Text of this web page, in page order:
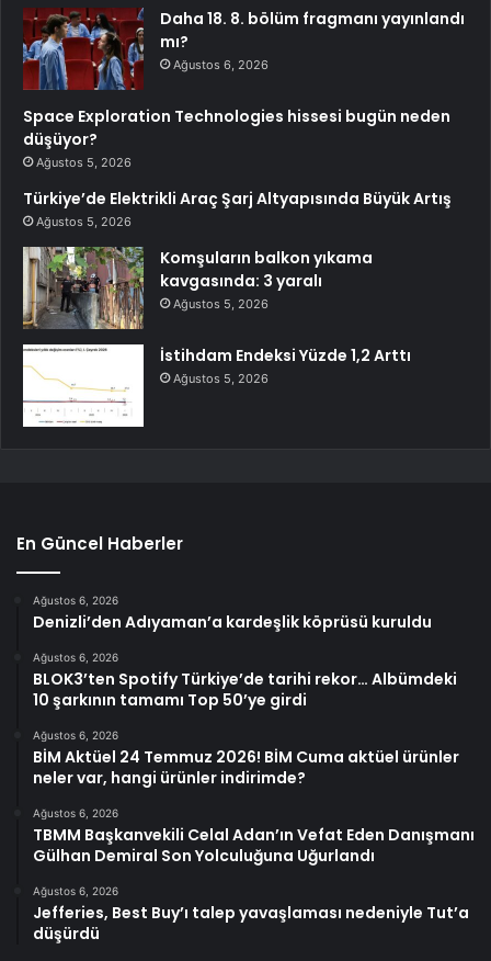
Daha 18. 8. bölüm fragmanı yayınlandı
mı?
Ağustos 6, 2026
Space Exploration Technologies hissesi bugün neden
düşüyor?
Ağustos 5, 2026
Türkiye’de Elektrikli Araç Şarj Altyapısında Büyük Artış
Ağustos 5, 2026
Komşuların balkon yıkama
kavgasında: 3 yaralı
Ağustos 5, 2026
İstihdam Endeksi Yüzde 1,2 Arttı
Ağustos 5, 2026
En Güncel Haberler
Ağustos 6, 2026
Denizli’den Adıyaman’a kardeşlik köprüsü kuruldu
Ağustos 6, 2026
BLOK3’ten Spotify Türkiye’de tarihi rekor… Albümdeki
10 şarkının tamamı Top 50’ye girdi
Ağustos 6, 2026
BİM Aktüel 24 Temmuz 2026! BİM Cuma aktüel ürünler
neler var, hangi ürünler indirimde?
Ağustos 6, 2026
TBMM Başkanvekili Celal Adan’ın Vefat Eden Danışmanı
Gülhan Demiral Son Yolculuğuna Uğurlandı
Ağustos 6, 2026
Jefferies, Best Buy’ı talep yavaşlaması nedeniyle Tut’a
düşürdü